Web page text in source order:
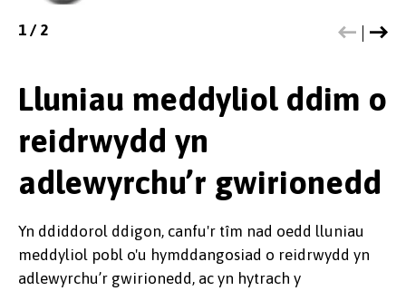
Darlun o un set o wynebau yn y
rhaglen a’r llwybr dewisiadau wrth
yn eich tyb yn debycach i chi.
1 / 2
Lluniau meddyliol ddim o
reidrwydd yn
adlewyrchu’r gwirionedd
Yn ddiddorol ddigon, canfu'r tîm nad oedd lluniau
meddyliol pobl o'u hymddangosiad o reidrwydd yn
adlewyrchu’r gwirionedd, ac yn hytrach y